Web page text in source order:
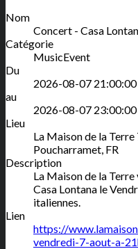
Nom
Concert - Casa
Catégorie
MusicEvent
Du
2026-08-07 21:00:00
au
2026-08-07 23:00:00
Lieu
La Maison de la Terre
Poucharramet, FR
Description
La Maison de la
Casa Lontana le
italiennes.
Lien
https://
vendredi-7-aout-a-